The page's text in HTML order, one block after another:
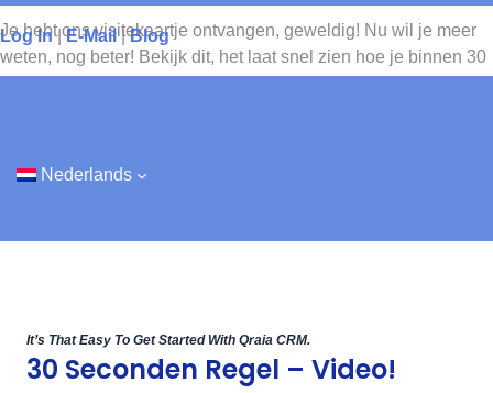
Ga
naar
de
Log In|E-Mail|Blog
Nederlands
Je hebt ons visitekaartje ontvangen, geweldig! Nu wil je meer
weten, nog beter! Bekijk dit, het laat snel zien hoe je binnen 30
It’s That Easy To Get Started With Qraia CRM.
30 Seconden Regel – Video!